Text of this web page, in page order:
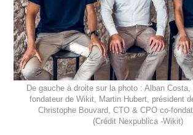
De gauche à droite sur la photo : Alban
fondateur de Wikit, Martin Hubert, président
Christophe Bouvard, CTO & CPO co-
(Crédit Nexpublica -Wikit)